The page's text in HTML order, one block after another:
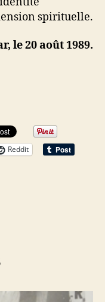
spirituelle.
le 20 août 1989.
Reddit